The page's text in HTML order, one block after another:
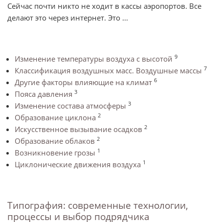
Сейчас почти никто не ходит в кассы аэропортов. Все
делают это через интернет. Это ...
Изменение температуры воздуха с высотой 9
Классификация воздушных масс. Воздушные массы 7
Другие факторы влияющие на климат 6
Пояса давления 3
Изменение состава атмосферы 3
Образование циклона 2
Искусственное вызывание осадков 2
Образование облаков 2
Возникновение грозы 1
Циклонические движения воздуха 1
Типография: современные технологии,
процессы и выбор подрядчика